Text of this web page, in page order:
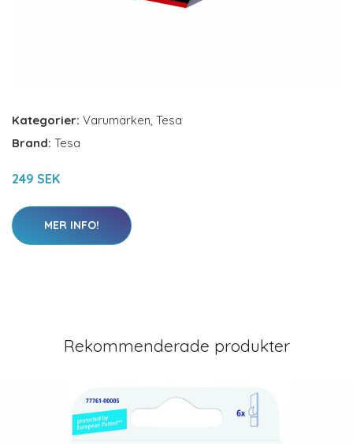
Kategorier: Varumärken, Tesa
Brand: Tesa
249 SEK
MER INFO!
Rekommenderade produkter